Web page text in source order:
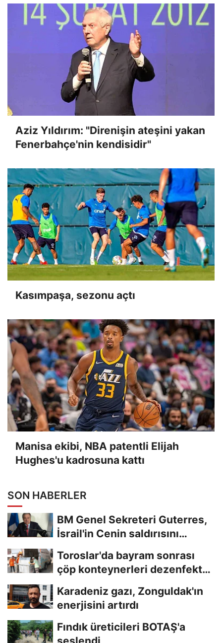
Aziz Yıldırım: "Direnişin ateşini yakan
Fenerbahçe'nin kendisidir"
Kasımpaşa, sezonu açtı
Manisa ekibi, NBA patentli Elijah
Hughes'u kadrosuna kattı
SON HABERLER
BM Genel Sekreteri Guterres,
İsrail'in Cenin saldırısını
Toroslar'da bayram sonrası
çöp konteynerleri dezenfekte
Karadeniz gazı, Zonguldak'ın
enerjisini artırdı
Fındık üreticileri BOTAŞ'a